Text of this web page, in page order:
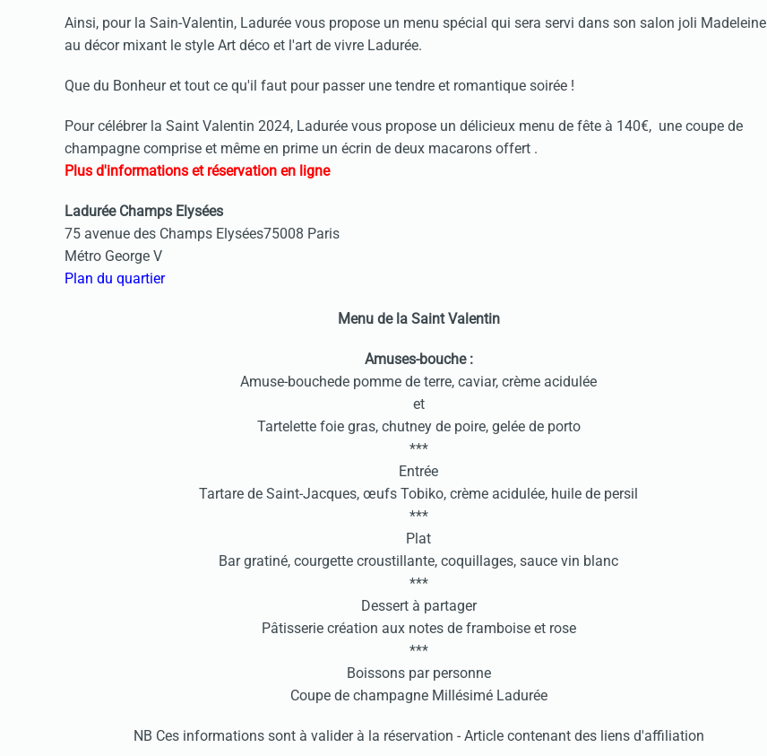
Ainsi, pour la Sain-Valentin, Ladurée vous propose un menu spécial qui sera servi dans son salon joli Madeleine
au décor mixant le style Art déco et l'art de vivre Ladurée.
Que du Bonheur et tout ce qu'il faut pour passer une tendre et romantique soirée !
Pour célébrer la Saint Valentin 2024, Ladurée vous propose un délicieux menu de fête à 140€, une coupe de
champagne comprise et même en prime un écrin de deux macarons offert .
Plus d'informations et réservation en ligne
Ladurée Champs Elysées
75 avenue des Champs Elysées75008 Paris
Métro George V
Plan du quartier
Menu de la Saint Valentin
Amuses-bouche :
Amuse-bouchede pomme de terre, caviar, crème acidulée
et
Tartelette foie gras, chutney de poire, gelée de porto
***
Entrée
Tartare de Saint-Jacques, œufs Tobiko, crème acidulée, huile de persil
***
Plat
Bar gratiné, courgette croustillante, coquillages, sauce vin blanc
***
Dessert à partager
Pâtisserie création aux notes de framboise et rose
***
Boissons par personne
Coupe de champagne Millésimé Ladurée
NB Ces informations sont à valider à la réservation - Article contenant des liens d'affiliation